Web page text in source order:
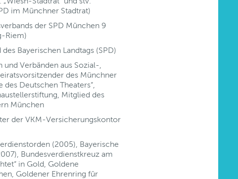
im Münchner Stadtrat)
der SPD München 9
Riem)
Bayerischen Landtags (SPD)
Verbänden aus Sozial-,
des Münchner
des Deutschen Theaters“,
Mitglied des
München
der VKM-Versicherungskontor
(2005), Bayerische
Bundesverdienstkreuz am
in Gold, Goldene
Goldener Ehrenring für